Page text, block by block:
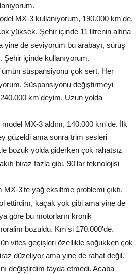
MX-3 kullanıyorum, 190.000 km'de.
yüksek. Şehir içinde 11 litrenin altına
yine de seviyorum bu arabayı, sürüş
Şehir içinde kullanıyorum.
süspansiyonu çok sert. Her
Süspansiyonu değiştirmeyi
km'deyim. Uzun yolda
model MX-3 aldım, 140.000 km'de. İlk
güzeldi ama sonra trim sesleri
bozuk yolda giderken çok rahatsız
biraz fazla gibi, 90'lar teknolojisi
MX-3'te yağ eksiltme problemi çıktı.
ettirdim, kaçak yok gibi ama yine de
göre bu motorların kronik
bozuldu. Km'si 170.000'de.
vites geçişleri özellikle soğukken çok
düzeliyor ama yine de rahat değil.
değiştirdim fayda etmedi. Acaba